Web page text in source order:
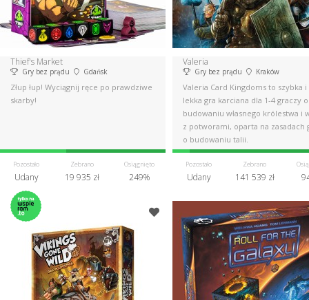
Thief's Market
Gry bez prądu Gdańsk
Złup łup! Wyciągnij ręce po prawdziwe
skarby!
Pozostało
Udany
Zebrano
19 935 zł
Osiągnięto
249%
Valeria
Gry bez prądu Kraków
Valeria Card Kingdoms to szybka i
lekka gra karciana dla 1-4 graczy o
budowaniu własnego królestwa i
z potworami, oparta na zasadach
o budowaniu talii.
Pozostało
Udany
Zebrano
141 539 zł